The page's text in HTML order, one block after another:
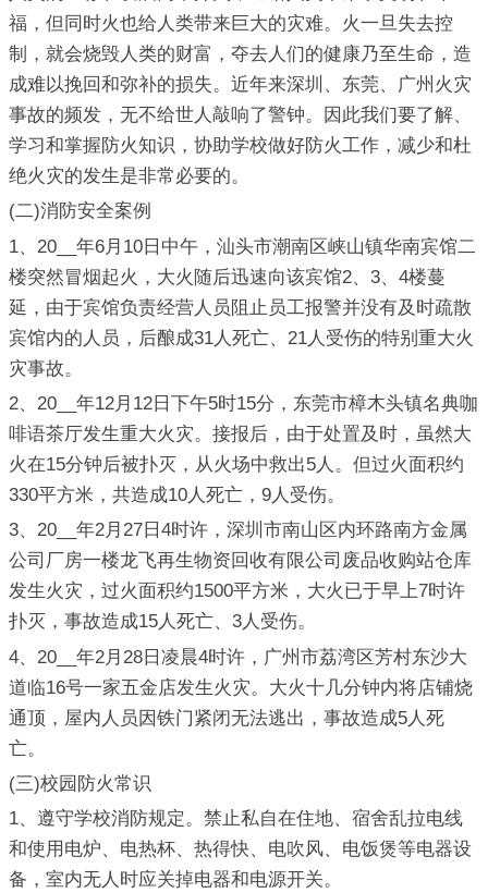
福，但同时火也给人类带来巨大的灾难。火一旦失去控
制，就会烧毁人类的财富，夺去人们的健康乃至生命，造
成难以挽回和弥补的损失。近年来深圳、东莞、广州火灾
事故的频发，无不给世人敲响了警钟。因此我们要了解、
学习和掌握防火知识，协助学校做好防火工作，减少和杜
绝火灾的发生是非常必要的。
(二)消防安全案例
1、20__年6月10日中午，汕头市潮南区峡山镇华南宾馆二
楼突然冒烟起火，大火随后迅速向该宾馆2、3、4楼蔓
延，由于宾馆负责经营人员阻止员工报警并没有及时疏散
宾馆内的人员，后酿成31人死亡、21人受伤的特别重大火
灾事故。
2、20__年12月12日下午5时15分，东莞市樟木头镇名典咖
啡语茶厅发生重大火灾。接报后，由于处置及时，虽然大
火在15分钟后被扑灭，从火场中救出5人。但过火面积约
330平方米，共造成10人死亡，9人受伤。
3、20__年2月27日4时许，深圳市南山区内环路南方金属
公司厂房一楼龙飞再生物资回收有限公司废品收购站仓库
发生火灾，过火面积约1500平方米，大火已于早上7时许
扑灭，事故造成15人死亡、3人受伤。
4、20__年2月28日凌晨4时许，广州市荔湾区芳村东沙大
道临16号一家五金店发生火灾。大火十几分钟内将店铺烧
通顶，屋内人员因铁门紧闭无法逃出，事故造成5人死
亡。
(三)校园防火常识
1、遵守学校消防规定。禁止私自在住地、宿舍乱拉电线
和使用电炉、电热杯、热得快、电吹风、电饭煲等电器设
备，室内无人时应关掉电器和电源开关。